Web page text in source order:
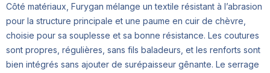
Côté matériaux, Furygan mélange un textile résistant à l’abrasion
pour la structure principale et une paume en cuir de chèvre,
choisie pour sa souplesse et sa bonne résistance. Les coutures
sont propres, régulières, sans fils baladeurs, et les renforts sont
bien intégrés sans ajouter de surépaisseur gênante. Le serrage